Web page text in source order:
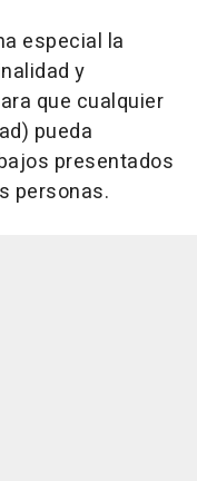
especial la
y
que cualquier
pueda
presentados
personas.